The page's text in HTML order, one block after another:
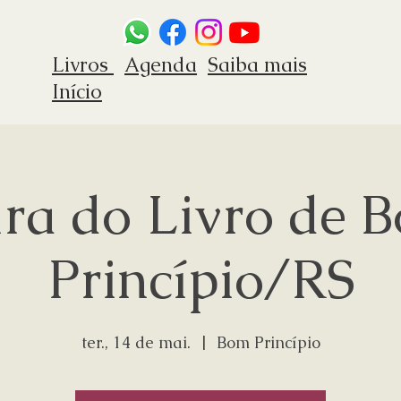
Livros Agenda Saiba mais
Início
do Livro de
Princípio/RS
ter., 14 de mai.
  |
Bom Princípio